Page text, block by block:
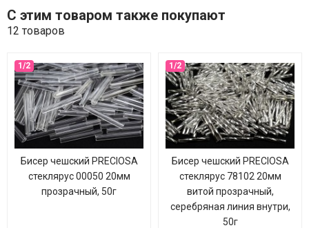
С этим товаром также покупают
12 товаров
Бисер чешский PRECIOSA
стеклярус 00050 20мм
прозрачный, 50г
Бисер чешский PRECIOSA
стеклярус 78102 20мм
витой прозрачный,
серебряная линия внутри,
50г